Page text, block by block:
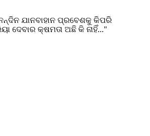
ଯାନବାହାନ ପ୍ରବେଶକୁ କିପରି
ଦେବାର କ୍ଷମତା ଅଛି କି ନାହିଁ..."